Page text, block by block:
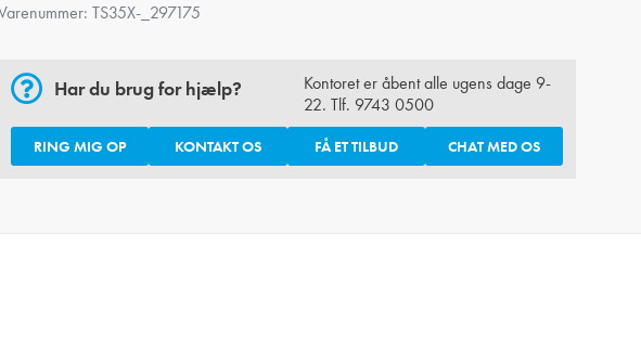
TS35X-_297175
Har du brug for hjælp?
Kontoret er åbent alle ugens dage 9-
22. Tlf. 9743 0500
RING MIG OP KONTAKT OS FÅ ET TILBUD CHAT MED OS